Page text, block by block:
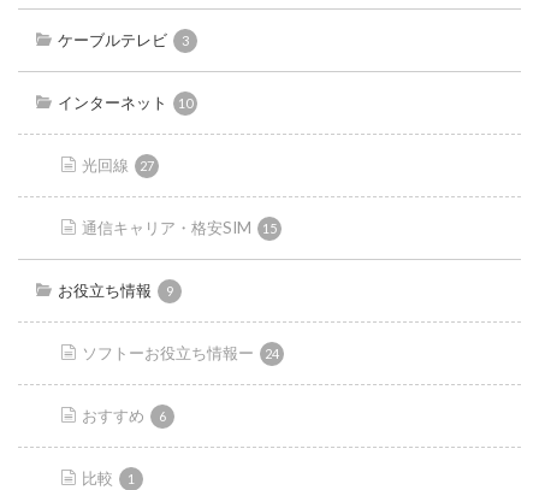
ケーブルテレビ 3
インターネット 10
光回線 27
通信キャリア・格安SIM 15
お役立ち情報 9
ソフトーお役立ち情報ー 24
おすすめ 6
比較 1